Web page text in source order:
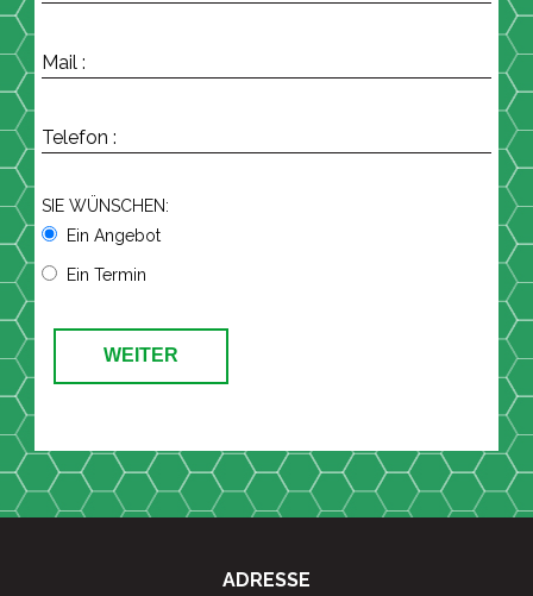
Mail :
Telefon :
SIE WÜNSCHEN:
Ein Angebot
Ein Termin
WEITER
ADRESSE